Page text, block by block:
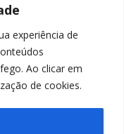
experiência de
Ao clicar em
de cookies.
12unid